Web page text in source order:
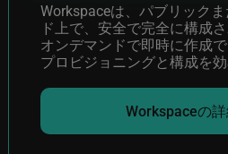
Workspaceは、パブリック
ド上で、安全で完全に構成
オンデマンドで即時に作成
プロビジョニングと構成を効
Workspaceの